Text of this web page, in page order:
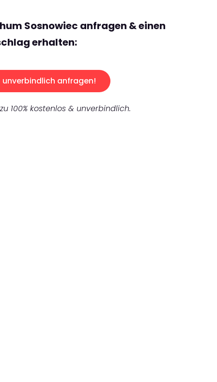
Sosnowiec anfragen & einen
erhalten:
unverbindlich anfragen!
100% kostenlos & unverbindlich.